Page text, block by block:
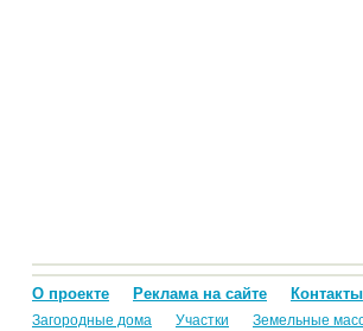
О проекте Реклама на сайте Контакты
Загородные дома Участки Земельные